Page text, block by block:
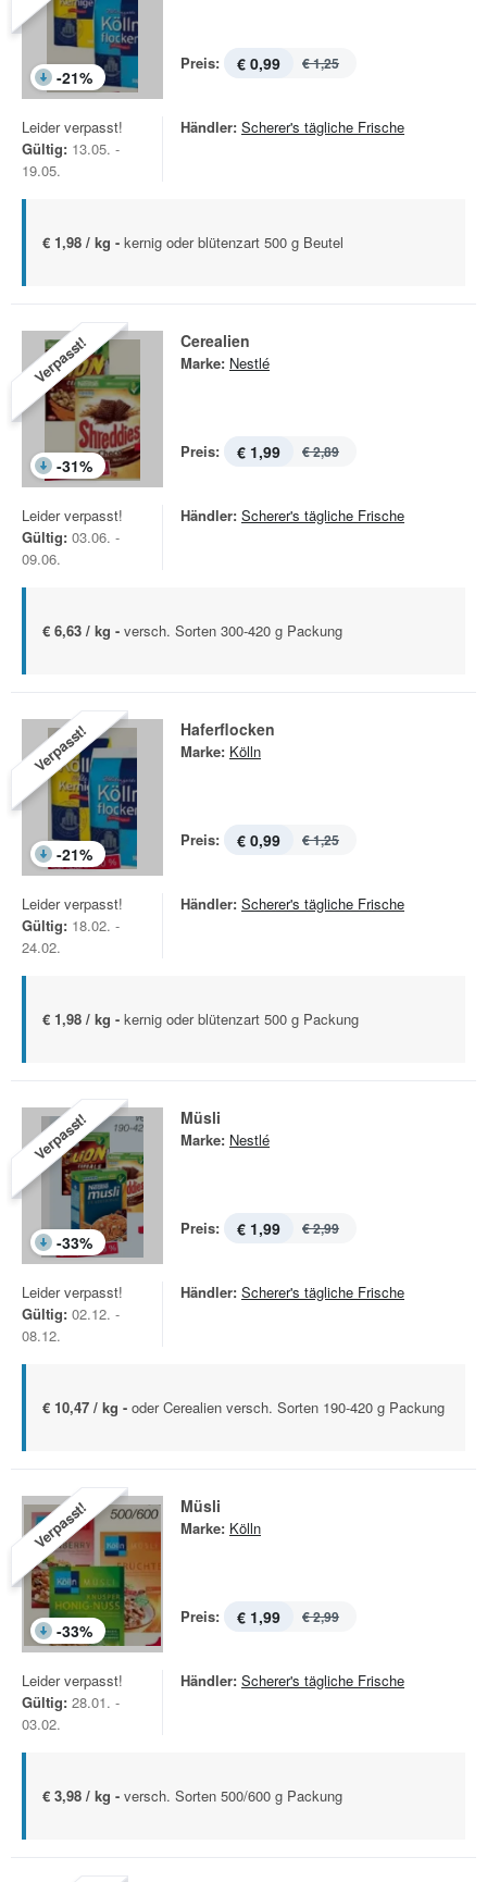
-21%
Preis: € 0,99 € 1,25
Leider verpasst!
Gültig: 13.05. -
19.05.
Händler: Scherer's tägliche Frische
€ 1,98 / kg - kernig oder blütenzart 500 g Beutel
Verpasst!
-31%
Cerealien
Marke: Nestlé
Preis: € 1,99 € 2,89
Leider verpasst!
Gültig: 03.06. -
09.06.
Händler: Scherer's tägliche Frische
€ 6,63 / kg - versch. Sorten 300-420 g Packung
Verpasst!
-21%
Haferflocken
Marke: Kölln
Preis: € 0,99 € 1,25
Leider verpasst!
Gültig: 18.02. -
24.02.
Händler: Scherer's tägliche Frische
€ 1,98 / kg - kernig oder blütenzart 500 g Packung
Verpasst!
-33%
Müsli
Marke: Nestlé
Preis: € 1,99 € 2,99
Leider verpasst!
Gültig: 02.12. -
08.12.
Händler: Scherer's tägliche Frische
€ 10,47 / kg - oder Cerealien versch. Sorten 190-420 g Packung
Verpasst!
-33%
Müsli
Marke: Kölln
Preis: € 1,99 € 2,99
Leider verpasst!
Gültig: 28.01. -
03.02.
Händler: Scherer's tägliche Frische
€ 3,98 / kg - versch. Sorten 500/600 g Packung